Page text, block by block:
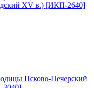
XV в.) [ИКП-2640]